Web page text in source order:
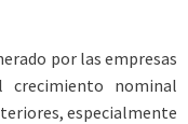
por las empresas
nominal
especialmente